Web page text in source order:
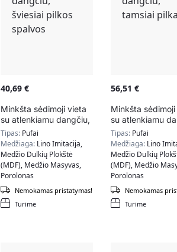
40,69 €
Minkšta sėdimoji vieta
su atlenkiamu dangčiu,
šviesiai pilkos spalvos
Tipas: Pufai
Medžiaga: Lino Imitacija,
Medžio Dulkių Plokštė
(MDF), Medžio Masyvas,
Porolonas
Spalva:
Šviesiai Pilka
Turime
Nemokamas pristatymas!
56,51 €
Minkšta
su atlenkiamu
tamsiai pilka
Tipas: Pufai
Medžiaga: Lino
Medžio Dulkių
(MDF), Medžio
Porolonas
Spalva:
Tamsiai Pilka
Turime
Nemokamas